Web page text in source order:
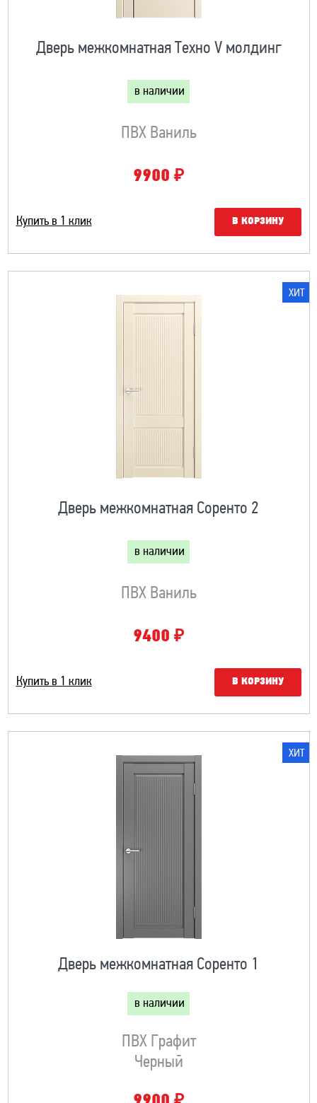
Дверь межкомнатная Техно V молдинг
в наличии
ПВХ Ваниль
9900 ₽
Купить в 1 клик В КОРЗИНУ
ХИТ
Дверь межкомнатная Соренто 2
в наличии
ПВХ Ваниль
9400 ₽
Купить в 1 клик В КОРЗИНУ
ХИТ
Дверь межкомнатная Соренто 1
в наличии
ПВХ Графит
Черный